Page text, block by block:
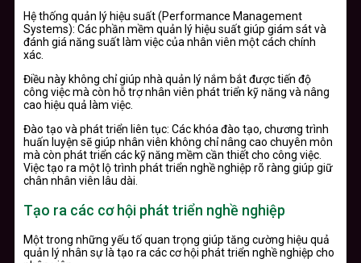
Hệ thống quản lý hiệu suất (Performance Management
Systems): Các phần mềm quản lý hiệu suất giúp giám sát và
đánh giá năng suất làm việc của nhân viên một cách chính
xác.
Điều này không chỉ giúp nhà quản lý nắm bắt được tiến độ
công việc mà còn hỗ trợ nhân viên phát triển kỹ năng và nâng
cao hiệu quả làm việc.
Đào tạo và phát triển liên tục: Các khóa đào tạo, chương trình
huấn luyện sẽ giúp nhân viên không chỉ nâng cao chuyên môn
mà còn phát triển các kỹ năng mềm cần thiết cho công việc.
Việc tạo ra một lộ trình phát triển nghề nghiệp rõ ràng giúp giữ
chân nhân viên lâu dài.
Tạo ra các cơ hội phát triển nghề nghiệp
Một trong những yếu tố quan trọng giúp tăng cường hiệu quả
quản lý nhân sự là tạo ra các cơ hội phát triển nghề nghiệp cho